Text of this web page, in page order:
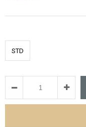
STD